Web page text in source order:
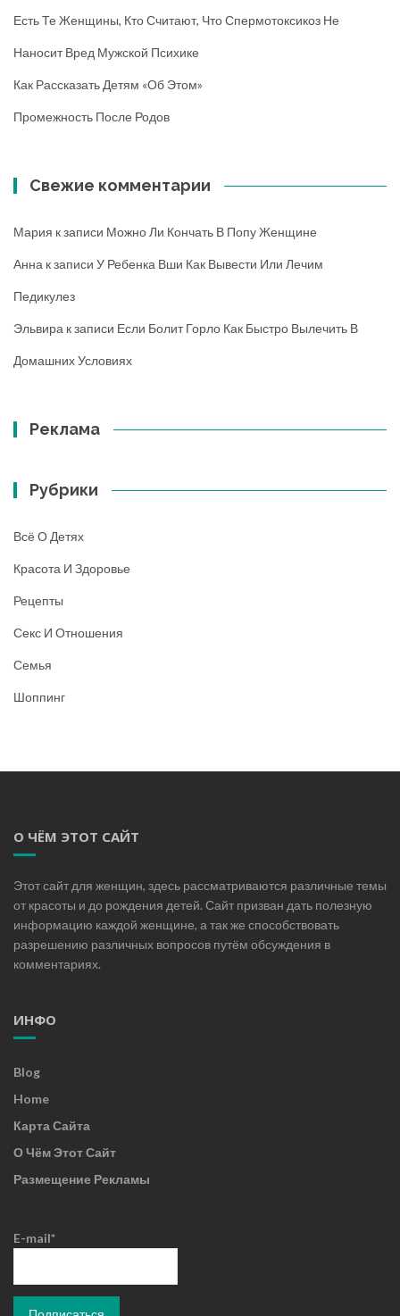
Есть Те Женщины, Кто Считают, Что Спермотоксикоз Не
Наносит Вред Мужской Психике
Как Рассказать Детям «об Этом»
Промежность После Родов
Свежие комментарии
Мария к записи Можно Ли Кончать В Попу Женщине
Анна к записи У Ребенка Вши Как Вывести Или Лечим
Педикулез
Эльвира к записи Если Болит Горло Как Быстро Вылечить В
Домашних Условиях
Реклама
Рубрики
Всё О Детях
Красота И Здоровье
Рецепты
Секс И Отношения
Семья
Шоппинг
О ЧЁМ ЭТОТ САЙТ
Этот сайт для женщин, здесь рассматриваются различные темы
от красоты и до рождения детей. Сайт призван дать полезную
информацию каждой женщине, а так же способствовать
разрешению различных вопросов путём обсуждения в
комментариях.
ИНФО
Blog
Home
Карта Сайта
О Чём Этот Сайт
Размещение Рекламы
E-mail*